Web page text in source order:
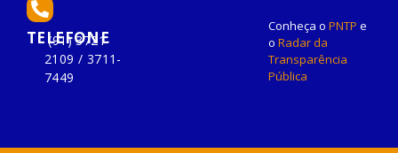
TELEFONE
(91) 3721-
2109 / 3711-
7449
Conheça o PNTP e
o Radar da
Transparência
Pública